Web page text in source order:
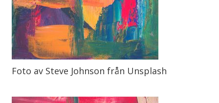
Foto av Steve Johnson från Unsplash